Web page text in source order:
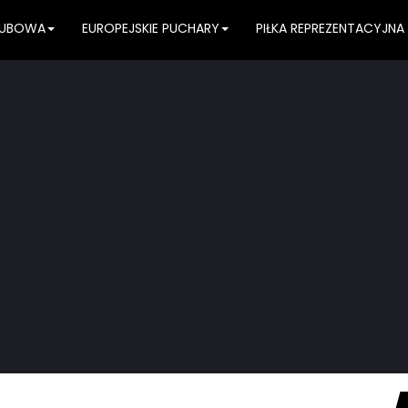
EUROPEJSKIE PUCHARY PIŁKA REPREZENTACYJNA